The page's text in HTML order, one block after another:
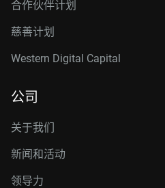
合作伙伴计划
慈善计划
Western Digital Capital
公司
关于我们
新闻和活动
领导力